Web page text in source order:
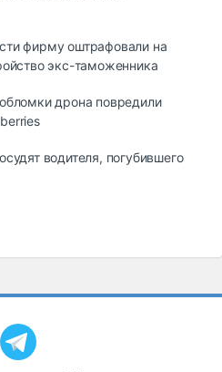
фирму оштрафовали на
экс-таможенника
дрона повредили
водителя, погубившего